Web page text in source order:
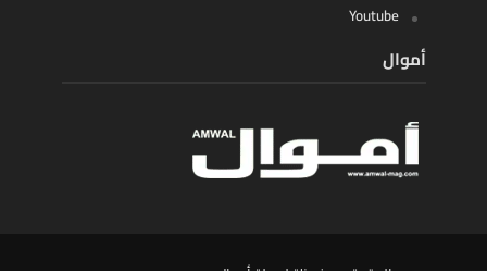
Youtube
أموال